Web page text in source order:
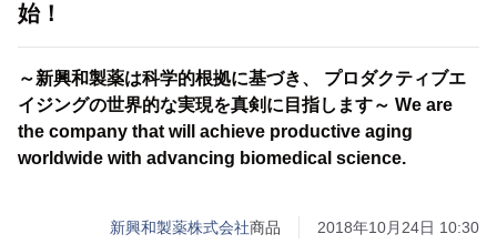
始！
～新興和製薬は科学的根拠に基づき、 プロダクティブエ
イジングの世界的な実現を真剣に目指します～ We are
the company that will achieve productive aging
worldwide with advancing biomedical science.
新興和製薬株式会社商品 2018年10月24日 10:30